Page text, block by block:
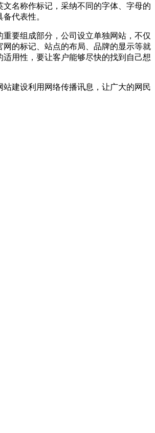
名称作标记，采纳不同的字体、字母的
代表性。
要组成部分，公司设立单独网站，不仅
的标记、站点的布局、品牌的显示等就
用性，要让客户能够尽快的找到自己想
建设利用网络传播讯息，让广大的网民